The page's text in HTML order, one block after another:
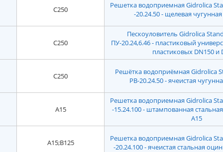
C250
Решетка водоприемная Gidrolica
-20.24.50 - щелевая
C250
Пескоуловитель Gidrolica
ПУ-20.24,6.46 - пластиковый
пластиковых DN150 и
C250
Решётка водоприёмная Gidrolica
РВ-20.24.50 - ячеистая
A15
Решетка водоприемная Gidrolica
-15.24.100 - штампованная
А15
A15;B125
Решетка водоприемная Gidrolica
-20.24.100 - ячеистая стальная